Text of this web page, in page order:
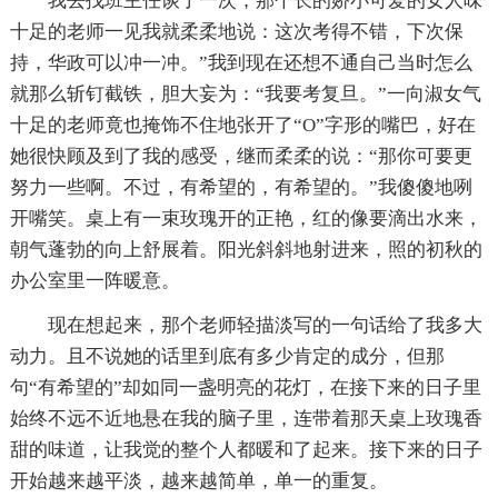
十足的老师一见我就柔柔地说：这次考得不错，下次保
持，华政可以冲一冲。”我到现在还想不通自己当时怎么
就那么斩钉截铁，胆大妄为：“我要考复旦。”一向淑女气
十足的老师竟也掩饰不住地张开了“O”字形的嘴巴，好在
她很快顾及到了我的感受，继而柔柔的说：“那你可要更
努力一些啊。不过，有希望的，有希望的。”我傻傻地咧
开嘴笑。桌上有一束玫瑰开的正艳，红的像要滴出水来，
朝气蓬勃的向上舒展着。阳光斜斜地射进来，照的初秋的
办公室里一阵暖意。
现在想起来，那个老师轻描淡写的一句话给了我多大
动力。且不说她的话里到底有多少肯定的成分，但那
句“有希望的”却如同一盏明亮的花灯，在接下来的日子里
始终不远不近地悬在我的脑子里，连带着那天桌上玫瑰香
甜的味道，让我觉的整个人都暖和了起来。接下来的日子
开始越来越平淡，越来越简单，单一的重复。